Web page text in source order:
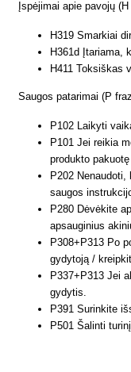
Įspėjimai apie pavojų
H319 Smarkiai
H361d Įtariama,
H411 Toksiškas
Saugos patarimai (P
P102 Laikyti
P101 Jei reikia
produkto
P202
saugos
P280 Dėvėkite
apsauginius
P308+P313 Po
gydytoją /
P337+P313 Jei
gydytis.
P391 Surinkite
P501 Šalinti